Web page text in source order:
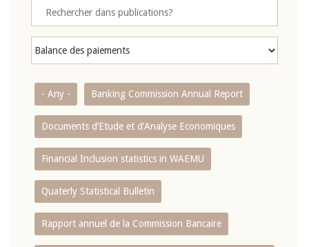
- Any - Banking Commission Annual Report
Documents d’Etude et d’Analyse Economiques
Financial Inclusion statistics in WAEMU
Quaterly Statistical Bulletin
Rapport annuel de la Commission Bancaire